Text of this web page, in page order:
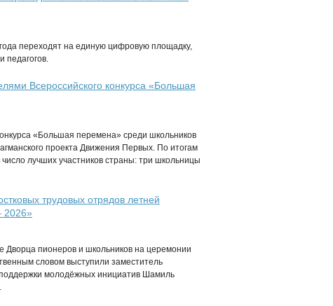
переходят на единую цифровую площадку,
педагогов.
Всероссийского конкурса «Большая
«Большая перемена» среди школьников
проекта Движения Первых. По итогам
лучших участников страны: три школьницы
трудовых отрядов летней
2026»
Дворца пионеров и школьников на церемонии
словом выступили заместитель
молодёжных инициатив Шамиль